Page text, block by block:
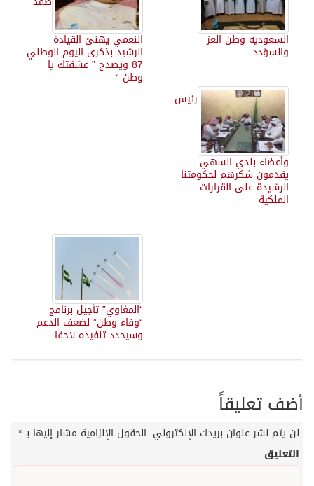
النعمي يهنئ القيادة
الرشيد بذكرى اليوم الوطني
87 ويصدح ” عشقتك يا
وطن “
السعوديه وطن العز
والسؤدد
رئيس
وأعضاء بلدي السهي
يقدمون شكرهم لحكومتنا
الرشيدة على القرارات
الملكية
“المغاوي” تأجيل برنامج
“وفاء وطن” لضعف الدعم
وسيحدد تنفيذه لاحقا
أضف تعليقاً
لن يتم نشر عنوان بريدك الإلكتروني. الحقول الإلزامية مشار إليها بـ*
التعليق